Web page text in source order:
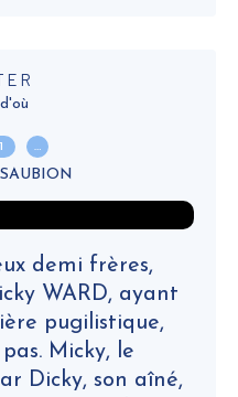
…
demi frères,
WARD, ayant
pugilistique,
Micky, le
Dicky, son aîné,